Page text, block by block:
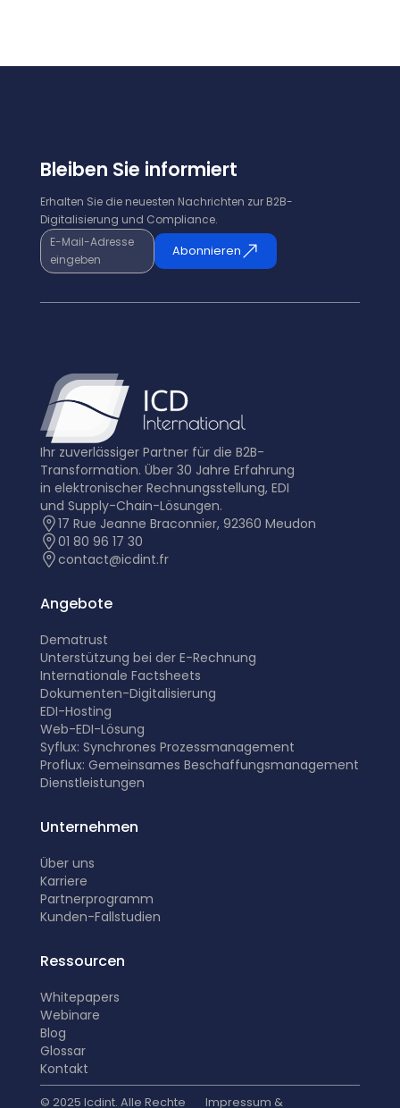
Bleiben Sie informiert
Erhalten Sie die neuesten Nachrichten zur B2B-
Digitalisierung und Compliance.
E-Mail-Adresse
eingeben
Abonnieren
Ihr zuverlässiger Partner für die B2B-
Transformation. Über 30 Jahre Erfahrung
in elektronischer Rechnungsstellung, EDI
und Supply-Chain-Lösungen.
17 Rue Jeanne Braconnier, 92360 Meudon
01 80 96 17 30
contact@icdint.fr
Angebote
Dematrust
Unterstützung bei der E-Rechnung
Internationale Factsheets
Dokumenten-Digitalisierung
EDI-Hosting
Web-EDI-Lösung
Syflux: Synchrones Prozessmanagement
Proflux: Gemeinsames Beschaffungsmanagement
Dienstleistungen
Unternehmen
Über uns
Karriere
Partnerprogramm
Kunden-Fallstudien
Ressourcen
Whitepapers
Webinare
Blog
Glossar
Kontakt
© 2025 Icdint. Alle Rechte Impressum &